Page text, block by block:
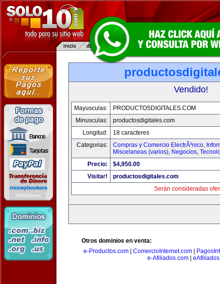
Vendido!
Mayusculas:
PRODUCTOSDIGITALES.COM
Minusculas:
productosdigitales.com
Longitud:
18 caracteres
Categorias:
Compras y Comercio ElectrÃ³nico,
Miscelaneas (varios), Negocios,
Precio:
$4,950.00
Visitar!
productosdigitales.com
Serán consideradas
Otros dominios en venta:
e-Productos.com
ComercioInternet.com
e-Afiliados.com|